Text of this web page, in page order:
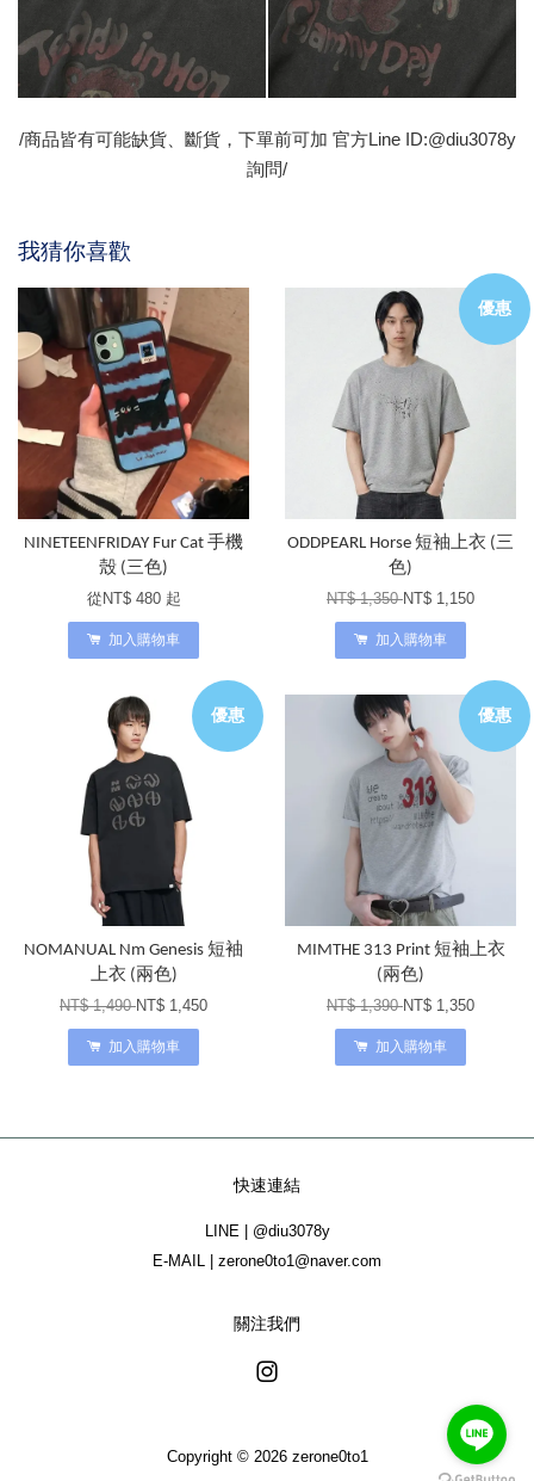
/商品皆有可能缺貨、斷貨，下單前可加 官方Line ID:@diu3078y
詢問/
我猜你喜歡
NINETEENFRIDAY Fur Cat 手機
殼 (三色)
從 NT$ 480 起
加入購物車
優惠
ODDPEARL Horse 短袖上衣 (三
色)
NT$ 1,350NT$ 1,150
加入購物車
優惠
NOMANUAL Nm Genesis 短袖
上衣 (兩色)
NT$ 1,490NT$ 1,450
加入購物車
優惠
MIMTHE 313 Print 短袖上衣
(兩色)
NT$ 1,390NT$ 1,350
加入購物車
快速連結
LINE | @diu3078y
E-MAIL | zerone0to1@naver.com
關注我們
Copyright © 2026 zerone0to1